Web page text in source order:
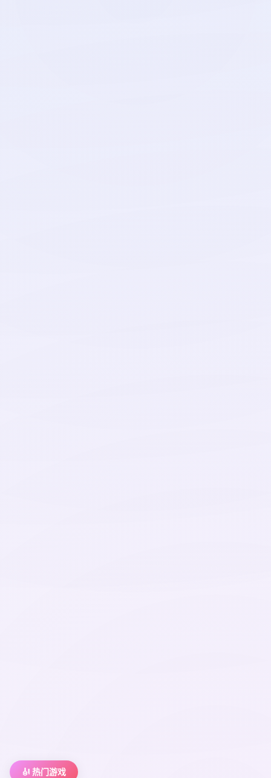
🎻 热门游戏